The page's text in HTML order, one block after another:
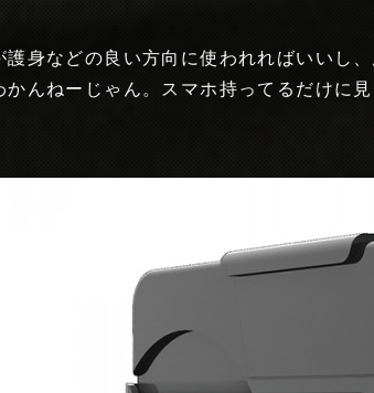
護身などの良い方向に使われればいいし
かんねーじゃん。スマホ持ってるだけに見